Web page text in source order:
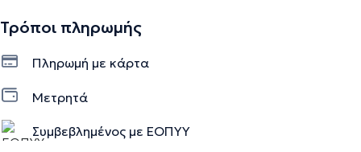
Τρόποι πληρωμής
Πληρωμή με κάρτα
Μετρητά
Συμβεβλημένος με ΕΟΠΥΥ